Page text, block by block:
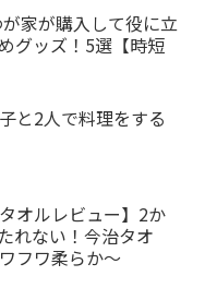
が家が購入して役に立
グッズ！5選【時短
と2人で料理をする
オルレビュー】2か
れない！今治タオ
フワ柔らか～